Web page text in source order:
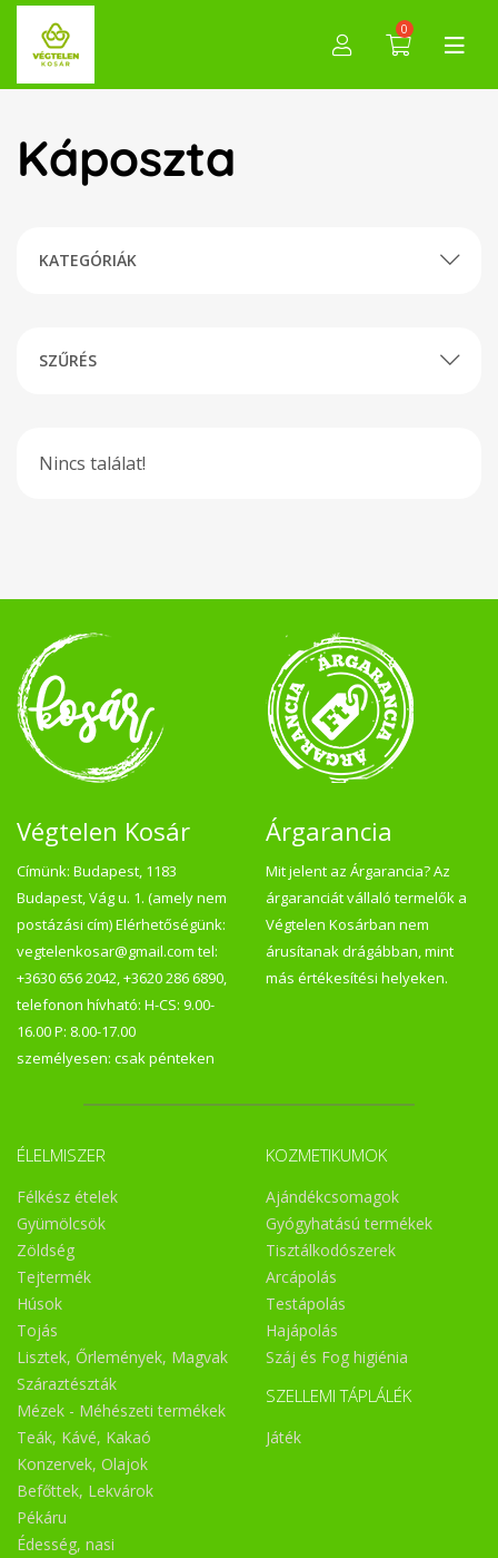
0
Káposzta
KATEGÓRIÁK
SZŰRÉS
Nincs találat!
Végtelen Kosár
Címünk: Budapest, 1183
Budapest, Vág u. 1. (amely nem
postázási cím) Elérhetőségünk:
vegtelenkosar@gmail.com tel:
+3630 656 2042, +3620 286 6890,
telefonon hívható: H-CS: 9.00-
16.00 P: 8.00-17.00
személyesen: csak pénteken
Árgarancia
Mit jelent az Árgarancia? Az
árgaranciát vállaló termelők a
Végtelen Kosárban nem
árusítanak drágábban, mint
más értékesítési helyeken.
ÉLELMISZER
Félkész ételek
Gyümölcsök
Zöldség
Tejtermék
Húsok
Tojás
Lisztek, Őrlemények, Magvak
Száraztészták
Mézek - Méhészeti termékek
Teák, Kávé, Kakaó
Konzervek, Olajok
Befőttek, Lekvárok
Pékáru
Édesség, nasi
KOZMETIKUMOK
Ajándékcsomagok
Gyógyhatású termékek
Tisztálkodószerek
Arcápolás
Testápolás
Hajápolás
Száj és Fog higiénia
SZELLEMI TÁPLÁLÉK
Játék